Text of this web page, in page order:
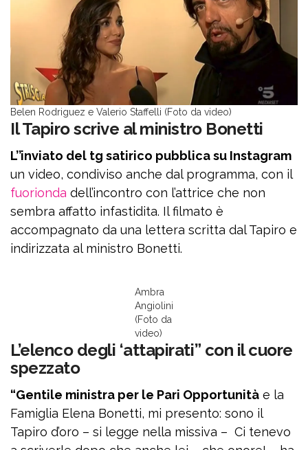
Belen Rodriguez e Valerio Staffelli (Foto da video)
Il Tapiro scrive al ministro Bonetti
L’’inviato del tg satirico pubblica su Instagram
un video, condiviso anche dal programma, con il
fuorionda dell’incontro con l’attrice che non
sembra affatto infastidita. Il filmato è
accompagnato da una lettera scritta dal Tapiro e
indirizzata al ministro Bonetti.
Ambra
Angiolini
(Foto da
video)
L’elenco degli ‘attapirati” con il cuore
spezzato
“Gentile ministra per le Pari Opportunità e la
Famiglia Elena Bonetti, mi presento: sono il
Tapiro d’oro – si legge nella missiva – Ci tenevo